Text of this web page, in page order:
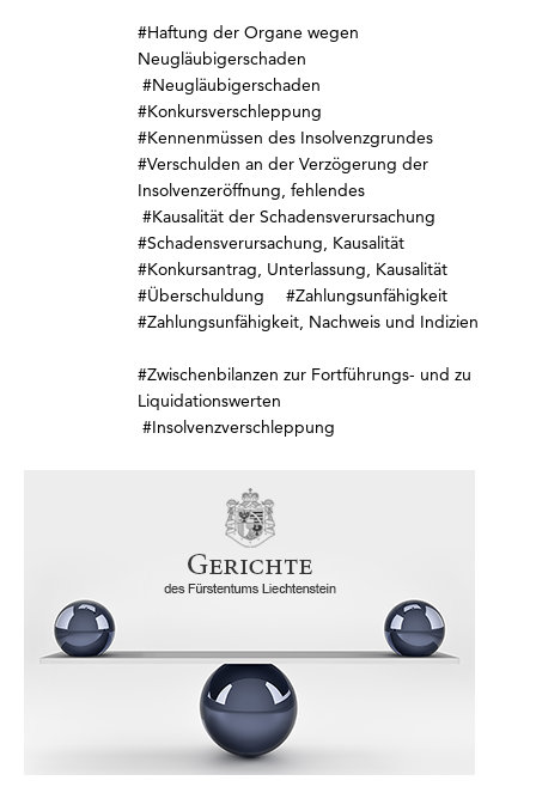
#Haftung der Organe wegen
Neugläubigerschaden
#Neugläubigerschaden
#Konkursverschleppung
#Kennenmüssen des Insolvenzgrundes
#Verschulden an der Verzögerung der
Insolvenzeröffnung, fehlendes
#Kausalität der Schadensverursachung
#Schadensverursachung, Kausalität
#Konkursantrag, Unterlassung, Kausalität
#Überschuldung
#Zahlungsunfähigkeit
#Zahlungsunfähigkeit, Nachweis und Indizien
#Zwischenbilanzen zur Fortführungs- und zu
Liquidationswerten
#Insolvenzverschleppung